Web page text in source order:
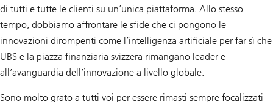
di tutti e tutte le clienti su un’unica piattaforma. Allo stesso
tempo, dobbiamo affrontare le sfide che ci pongono le
innovazioni dirompenti come l’intelligenza artificiale per far sì che
UBS e la piazza finanziaria svizzera rimangano leader e
all’avanguardia dell’innovazione a livello globale.
Sono molto grato a tutti voi per essere rimasti sempre focalizzati